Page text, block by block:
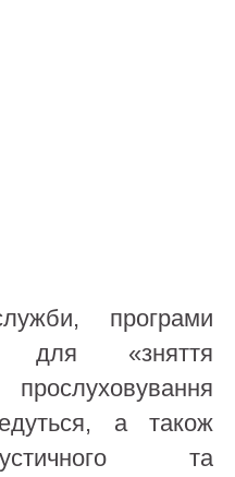
програми
для «зняття
а також
та